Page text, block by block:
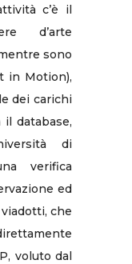
c’è il
d’arte
sono
in Motion),
dei carichi
database,
di
verifica
ed
che
voluto dal